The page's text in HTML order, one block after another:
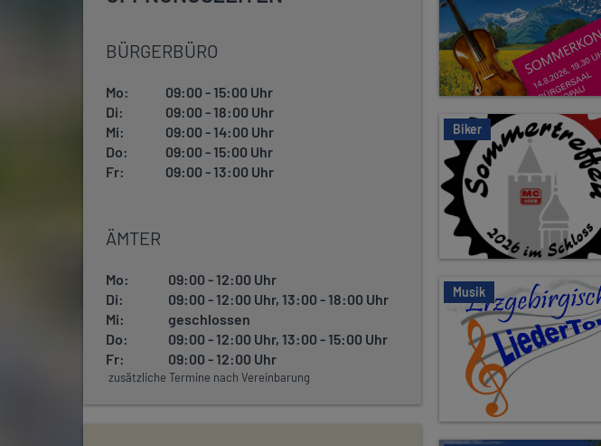
BÜRGERBÜRO
Mo:
09:00 - 15:00 Uhr
Di:
09:00 - 18:00 Uhr
Mi:
09:00 - 14:00 Uhr
Do:
09:00 - 15:00 Uhr
Fr:
09:00 - 13:00 Uhr
ÄMTER
Mo:
09:00 - 12:00 Uhr
Di:
09:00 - 12:00 Uhr, 13:00 - 18:00 Uhr
Mi:
geschlossen
Do:
09:00 - 12:00 Uhr, 13:00 - 15:00 Uhr
Fr:
09:00 - 12:00 Uhr
zusätzliche Termine nach Vereinbarung
Biker
Musik